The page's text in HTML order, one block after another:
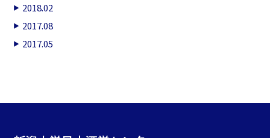
2018.02
2017.08
2017.05